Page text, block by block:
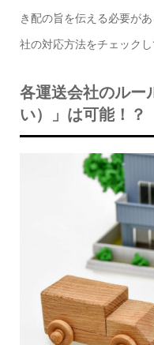
き配の旨を伝える必要が
社の対応方法をチェックし
各運送会社のルー
い）」は可能！？